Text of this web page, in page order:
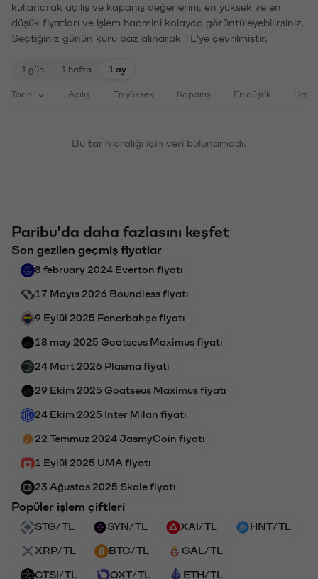
kullanarak açılış ve kapanış değerlerini, en yüksek ve en
düşük fiyatları ve işlem hacmini kolayca görüntüleyebilirsiniz.
Seçtiğiniz günün kuru baz alınarak TL'ye çevrilmiştir.
1 gün 1 hafta 1 ay
Tarih Açılış En yüksek Kapanış En düşük
Bu tarih aralığı için veri bulunamadı.
Paribu'da daha fazlasını keşfet
Son gezilen geçmiş fiyatlar
8 february 2024 Everton fiyatı
17 Mayıs 2026 Boundless fiyatı
9 Eylül 2025 Fenerbahçe fiyatı
18 may 2025 Goatseus Maximus fiyatı
24 Mart 2026 Plasma fiyatı
29 Ekim 2025 Goatseus Maximus fiyatı
24 Ekim 2025 Inter Milan fiyatı
22 Temmuz 2024 JasmyCoin fiyatı
1 Eylül 2025 UMA fiyatı
23 Ağustos 2025 Skale fiyatı
Popüler işlem çiftleri
STG/TL SYN/TL XAI/TL HNT/TL
XRP/TL BTC/TL GAL/TL
CTSI/TL OXT/TL ETH/TL